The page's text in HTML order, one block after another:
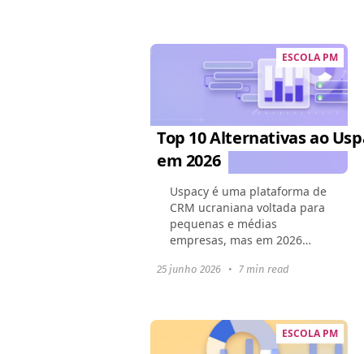
ESCOLA PM
Top 10 Alternativas ao
em 2026
Uspacy é uma plataforma de
CRM ucraniana voltada para
pequenas e médias
empresas, mas em 2026
busca de produtos mais
Neste...
25 junho 2026 • 7 min read
ESCOLA PM